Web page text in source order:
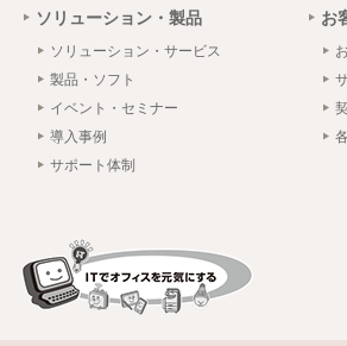
ソリューション・製品
ソリューション・サービス
製品・ソフト
イベント・セミナー
導入事例
サポート体制
お